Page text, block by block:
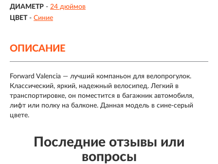
ДИАМЕТР - 24 дюймов
ЦВЕТ - Синие
ОПИСАНИЕ
Forward Valencia — лучший компаньон для велопрогулок.
Классический, яркий, надежный велосипед. Легкий в
транспортировке, он поместится в багажник автомобиля,
лифт или полку на балконе. Данная модель в сине-серый
цвете.
Последние отзывы или
вопросы